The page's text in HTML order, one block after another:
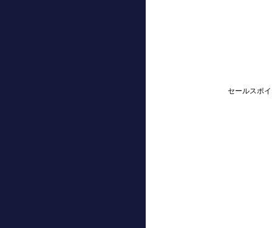
セールスポ